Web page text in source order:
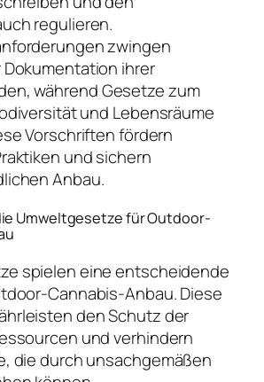
regulieren.
zwingen
ihrer
während Gesetze zum
und Lebensräume
Vorschriften fördern
und sichern
Anbau.
Umweltgesetze für Outdoor-
spielen eine entscheidende
Cannabis-Anbau. Diese
den Schutz der
und verhindern
die durch unsachgemäßen